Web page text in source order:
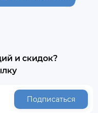
и скидок?
Подписаться